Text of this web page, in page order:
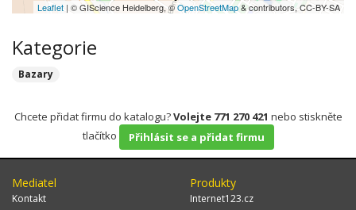
Leaflet | © GIScience Heidelberg, ©OpenStreetMap& contributors, CC-BY-SA
Kategorie
Bazary
Chcete přidat firmu do katalogu?Volejte 771 270 421 nebo stiskněte
tlačítko
Přihlásit se a přidat firmu
Mediatel
Kontakt
Produkty
Internet123.cz